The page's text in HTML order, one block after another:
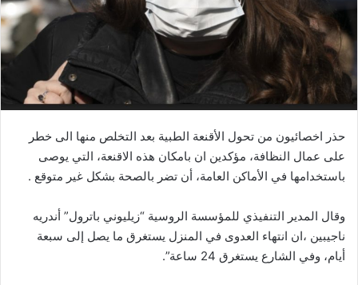
حذر اخصائيون من تحول الأقنعة الطبية بعد التخلص منها الى خطر
على عمال النظافة، مؤكدين ان بامكان هذه الاقنعة، التي يوصى
باستخدامها في الأماكن العامة، أن تضر بالصحة بشكل غير متوقع .
وقال المدير التنفيذي للمؤسسة الروسية “زيليوني باترول” أندريه
ناجيبين ،ان انتهاء العدوى في المنزل يستغرق ما يصل إلى سبعة
أيام، وفي الشارع يستغرق 24 ساعة”.